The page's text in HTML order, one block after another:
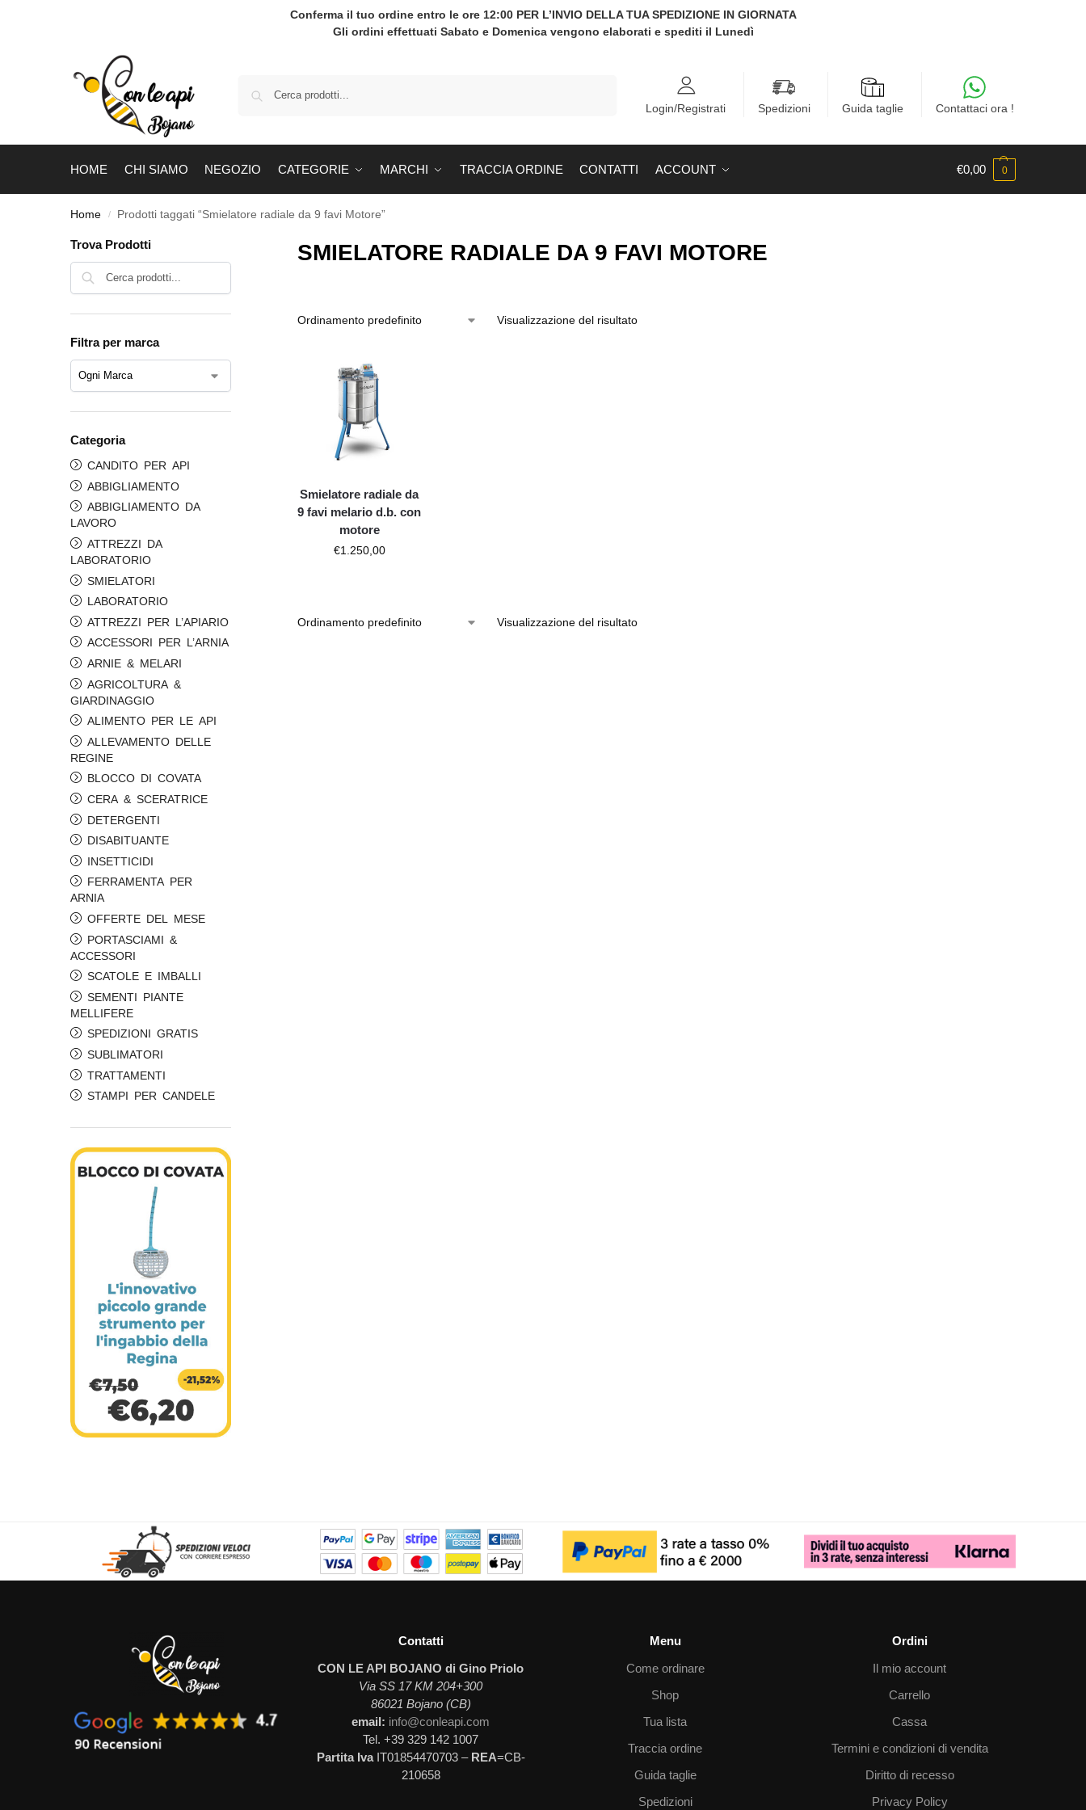
Conferma il tuo ordine entro le ore 12:00 PER L’INVIO DELLA TUA SPEDIZIONE IN GIORNATA
Gli ordini effettuati Sabato e Domenica vengono elaborati e spediti il Lunedì
Login/Registrati Spedizioni Guida taglie Contattaci ora !
HOME CHI SIAMO NEGOZIO CATEGORIE MARCHI TRACCIA ORDINE CONTATTI ACCOUNT €0,00 0
Home / Prodotti taggati “Smielatore radiale da 9 favi Motore”
SMIELATORE RADIALE DA 9 FAVI MOTORE
Visualizzazione del risultato
Smielatore radiale da
9 favi melario d.b. con
motore
€1.250,00
Visualizzazione del risultato
Trova Prodotti
Filtra per marca
Categoria
CANDITO PER API
ABBIGLIAMENTO
ABBIGLIAMENTO DA
LAVORO
ATTREZZI DA
LABORATORIO
SMIELATORI
LABORATORIO
ATTREZZI PER L’APIARIO
ACCESSORI PER L’ARNIA
ARNIE & MELARI
AGRICOLTURA &
GIARDINAGGIO
ALIMENTO PER LE API
ALLEVAMENTO DELLE
REGINE
BLOCCO DI COVATA
CERA & SCERATRICE
DETERGENTI
DISABITUANTE
INSETTICIDI
FERRAMENTA PER
ARNIA
OFFERTE DEL MESE
PORTASCIAMI &
ACCESSORI
SCATOLE E IMBALLI
SEMENTI PIANTE
MELLIFERE
SPEDIZIONI GRATIS
SUBLIMATORI
TRATTAMENTI
STAMPI PER CANDELE
Contatti
CON LE API BOJANO di Gino Priolo
Via SS 17 KM 204+300
86021 Bojano (CB)
email: info@conleapi.com
Tel. +39 329 142 1007
Partita IvaIT01854470703 – REA=CB-
210658
Menu
Come ordinare
Shop
Tua lista
Traccia ordine
Guida taglie
Spedizioni
Ordini
Il mio account
Carrello
Cassa
Termini e condizioni di vendita
Diritto di recesso
Privacy Policy